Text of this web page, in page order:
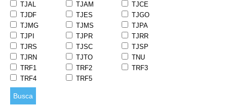
TJAL
TJAM
TJCE
TJDF
TJES
TJGO
TJMG
TJMS
TJPA
TJPI
TJPR
TJRR
TJRS
TJSC
TJSP
TJRN
TJTO
TNU
TRF1
TRF2
TRF3
TRF4
TRF5
Busca